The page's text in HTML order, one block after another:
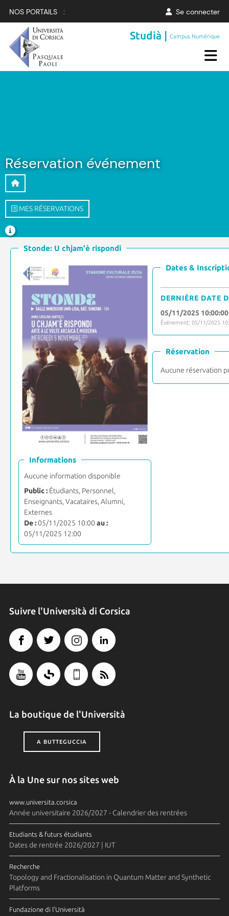
NOS PORTAILS : Se connecter
Studià |Campus Numérique
Réservation événement
MES RÉSERVATIONS
Stonde: U chjam'è rispondi
Informations
Aucune information disponible
Public :Étudiants, Personnel,
Enseignants, Vacataires, Alumni,
Externes
De :05/11/2025 10:00 au :
05/11/2025 12:00
Dates &
DERNIÈRE DATE
05/11/2025 10:00:00
Événement: 05/11/2025
Réservation
Aucune réservation
Suivre l'Università di Corsica
La boutique de l'Università
A BUTTEGUCCIA
À la Une sur nos sites web
www.universita.corsica
Année universitaire 2026/2027 - Calendrier des rentrées
Etudiants & futurs étudiants
Dates de rentrée 2026/2027 | IUT
Recherche
Topology and Fractionalisation in Quantum Matter and Synthetic
Platforms
Fundazione di l'Università